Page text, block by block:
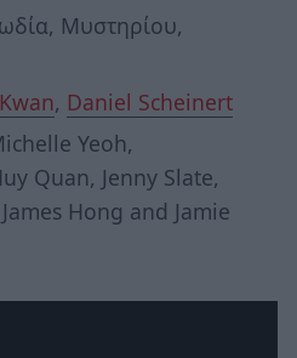
Μυστηρίου,
, Daniel Scheinert
Yeoh,
Quan, Jenny Slate,
Hong and Jamie